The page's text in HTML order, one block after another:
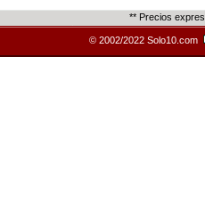
** Precios
© 2002/2022 Solo10.com